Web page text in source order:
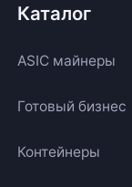
Каталог
ASIC майнеры
Готовый бизнес
Контейнеры